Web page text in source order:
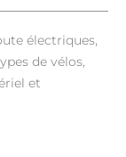
électriques,
de vélos,
et